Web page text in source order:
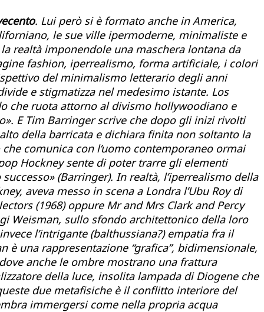
. Lui però si è formato anche in America,
le sue ville ipermoderne, minimaliste e
realtà imponendole una maschera lontana da
fashion, iperrealismo, forma artificiale, i colori
del minimalismo letterario degli anni
e stigmatizza nel medesimo istante. Los
che ruota attorno al divismo hollywoodiano e
E Tim Barringer scrive che dopo gli inizi rivolti
della barricata e dichiara finita non soltanto la
comunica con l’uomo contemporaneo ormai
Hockney sente di poter trarre gli elementi
(Barringer). In realtà, l’iperrealismo della
aveva messo in scena a Londra l’Ubu Roydi
(1968) oppure Mr and Mrs Clark and Percy
Weisman, sullo sfondo architettonico della loro
l’intrigante (balthussiana?) empatia fra il
una rappresentazione “grafica”, bidimensionale,
anche le ombre mostrano una frattura
della luce, insolita lampada di Diogene che
due metafisiche è il conflitto interiore del
immergersi come nella propria acqua